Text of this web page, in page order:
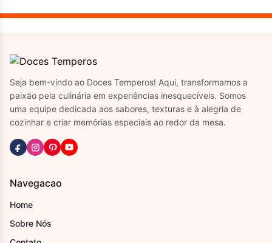
Seja bem-vindo ao Doces Temperos! Aqui, transformamos a
paixão pela culinária em experiências inesquecíveis. Somos
uma equipe dedicada aos sabores, texturas e à alegria de
cozinhar e criar memórias especiais ao redor da mesa.
Navegacao
Home
Sobre Nós